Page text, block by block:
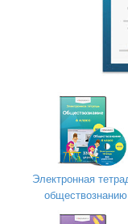
0 - не умеет
1 - формирует
речевые
2- умеет
Задание 2.
питание». Как
уметь читать.
Ответ:
1)Чтобы
Электронная